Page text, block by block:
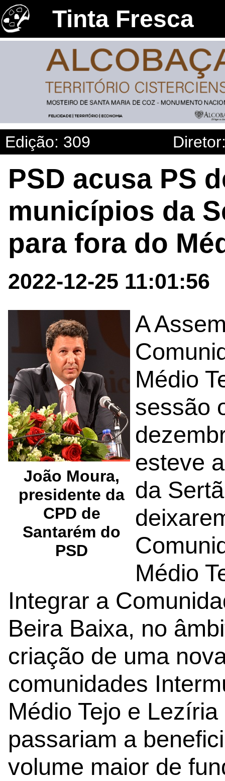
Tinta Fresca
Edição: 309
PSD acusa PS
municípios da
para fora do
2022-12-25 11:01:56
João Moura,
presidente da
CPD de
Santarém do
PSD
A
Médio
sessão
esteve
da
Médio
Integrar a
Beira Baixa, no
criação de uma
comunidades
Médio Tejo e
passariam a
volume maior de